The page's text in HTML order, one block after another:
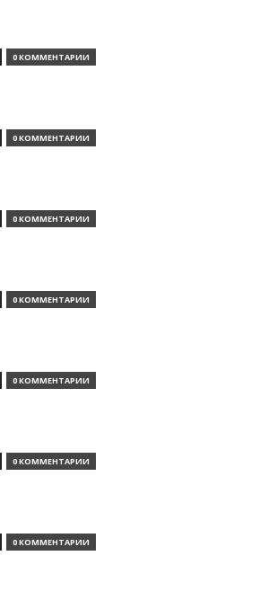
0 КОММЕНТАРИИ
0 КОММЕНТАРИИ
0 КОММЕНТАРИИ
0 КОММЕНТАРИИ
0 КОММЕНТАРИИ
0 КОММЕНТАРИИ
0 КОММЕНТАРИИ